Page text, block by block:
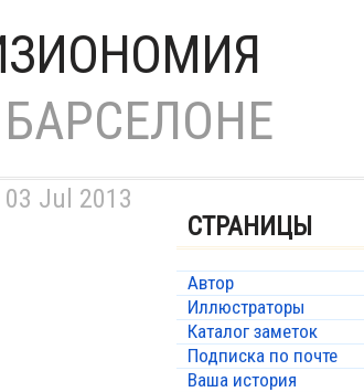
03 Jul 2013
СТРАНИЦЫ
Автор
Иллюстраторы
Каталог заметок
Подписка по почте
Ваша история